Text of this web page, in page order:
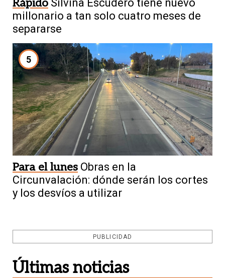
Rápido Silvina Escudero tiene nuevo
millonario a tan solo cuatro meses de
separarse
5
Para el lunes Obras en la
Circunvalación: dónde serán los cortes
y los desvíos a utilizar
PUBLICIDAD
Últimas noticias